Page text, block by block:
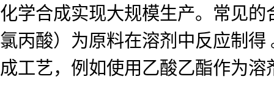
化学合成实现大规模生产。常见
氯丙酸）为原料在溶剂中反应制
成工艺，例如使用乙酸乙酯作为